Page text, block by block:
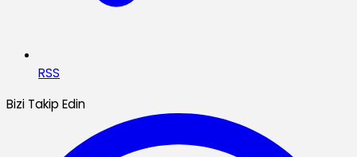
RSS
Bizi Takip Edin